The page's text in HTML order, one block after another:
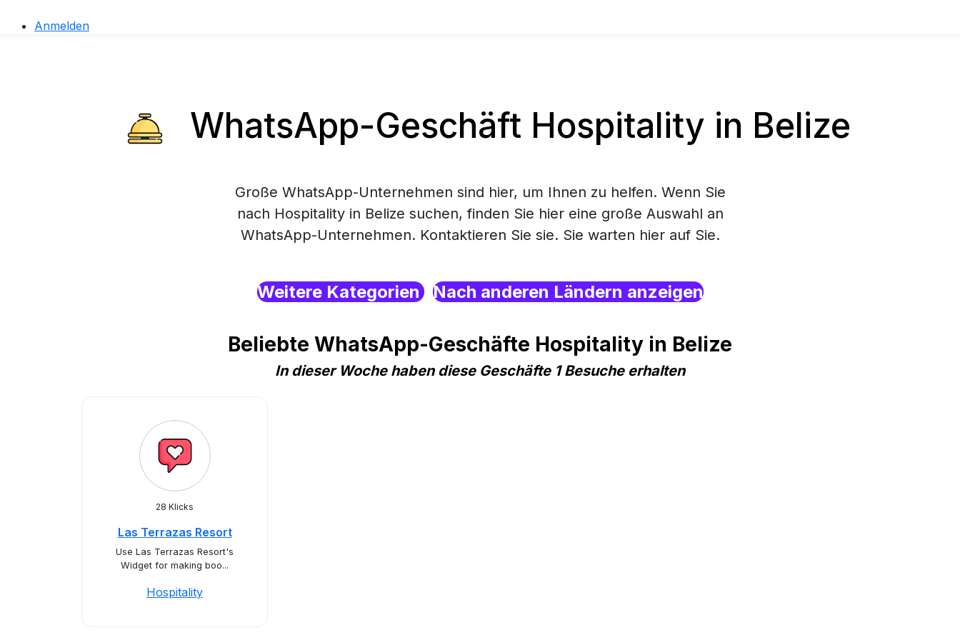
Anmelden
WhatsApp-Geschäft Hospitality in Belize
Große WhatsApp-Unternehmen sind hier, um Ihnen zu helfen. Wenn Sie
nach Hospitality in Belize suchen, finden Sie hier eine große Auswahl an
WhatsApp-Unternehmen. Kontaktieren Sie sie. Sie warten hier auf Sie.
Weitere Kategorien Nach anderen Ländern anzeigen
Beliebte WhatsApp-Geschäfte Hospitality in Belize
In dieser Woche haben diese Geschäfte 1 Besuche erhalten
28 Klicks
Las Terrazas Resort
Use Las Terrazas Resort's
Widget for making boo...
Hospitality